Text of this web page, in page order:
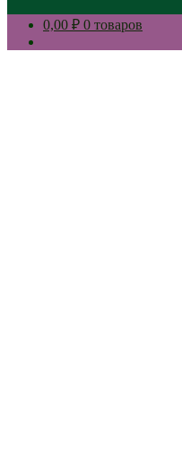
0,00 ₽ 0 товаров